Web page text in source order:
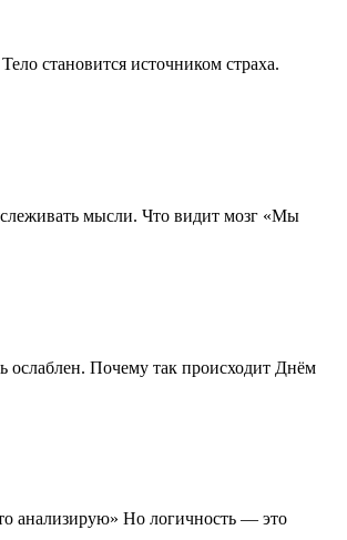
становится источником страха.
мысли. Что видит мозг «Мы
ослаблен. Почему так происходит Днём
анализирую» Но логичность — это